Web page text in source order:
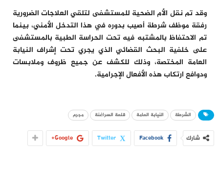
وقد تم نقل الأم الضحية للمستشفى لتلقي العلاجات الضرورية
رفقة موظف شرطة أصيب بدوره في هذا التدخل الأمني، بينما
تم الاحتفاظ بالمشتبه فيه تحت الحراسة الطبية بالمستشفى
على خلفية البحث القضائي الذي يجري تحت إشراف النيابة
العامة المختصة، وذلك للكشف عن جميع ظروف وملابسات
ودوافع ارتكاب هذه الأفعال الإجرامية.
الشرطة النيابة العامة قلعة السراغنة مجرم
شارك Facebook
Twitter
Google+